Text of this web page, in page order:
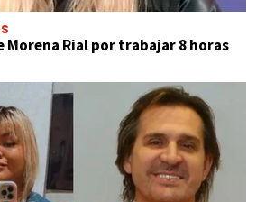
Morena Rial por trabajar 8 horas